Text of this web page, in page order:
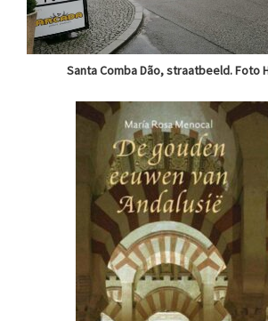
Santa Comba Dão, straatbeeld. Foto